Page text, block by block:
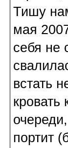
Тишу
мая
себя не
встать
портит